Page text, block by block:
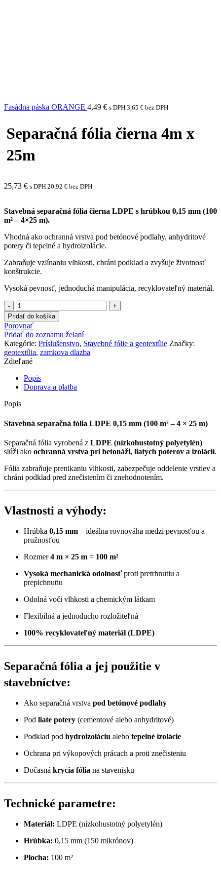
Fasádna páska ORANGE 4,49 € s DPH 3,65 € bez DPH
Separačná fólia čierna 4m x
25m
25,73 € s DPH 20,92 € bez DPH
Stavebná separačná fólia čierna LDPE s hrúbkou 0,15 mm (100
m² – 4×25 m).
Vhodná ako ochranná vrstva pod betónové podlahy, anhydritové
potery či tepelné a hydroizolácie.
Zabraňuje vzlínaniu vlhkosti, chráni podklad a zvyšuje životnosť
konštrukcie.
Vysoká pevnosť, jednoduchá manipulácia, recyklovateľný materiál.
množstvo
Separačná
fólia
čierna
4m
x
25m
Pridať do košíka
Porovnať
Pridať do zoznamu želaní
Kategórie: Príslušenstvo, Stavebné fólie a geotextílie Značky:
geotextília, zamkova dlazba
Zdieľané
Popis
Doprava a platba
Popis
Stavebná separačná fólia LDPE 0,15 mm (100 m² – 4 × 25 m)
Separačná fólia vyrobená z LDPE (nízkohustotný polyetylén)
slúži ako ochranná vrstva pri betonáži, liatych poterov a izolácií.
Fólia zabraňuje prenikaniu vlhkosti, zabezpečuje oddelenie vrstiev a
chráni podklad pred znečistením či znehodnotením.
Vlastnosti a výhody:
Hrúbka 0,15 mm – ideálna rovnováha medzi pevnosťou a
pružnosťou
Rozmer4 m × 25 m = 100 m²
Vysoká mechanická odolnosťproti pretrhnutiu a
prepichnutiu
Odolná voči vlhkosti a chemickým látkam
Flexibilná a jednoducho rozložiteľná
100% recyklovateľný materiál (LDPE)
Separačná fólia a jej použitie v
stavebníctve:
Ako separačná vrstva pod betónové podlahy
Pod liate potery (cementové alebo anhydritové)
Podklad pod hydroizoláciu alebo tepelné izolácie
Ochrana pri výkopových prácach a proti znečisteniu
Dočasná krycia fólia na stavenisku
Technické parametre:
Materiál: LDPE (nízkohustotný polyetylén)
Hrúbka: 0,15 mm (150 mikrónov)
Plocha: 100 m²